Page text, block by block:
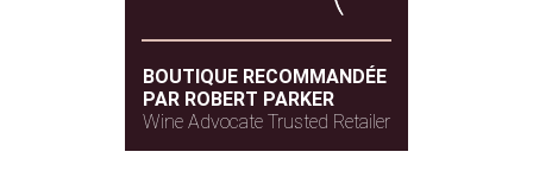
BOUTIQUE RECOMMANDÉE
PAR ROBERT PARKER
Wine Advocate Trusted Retailer